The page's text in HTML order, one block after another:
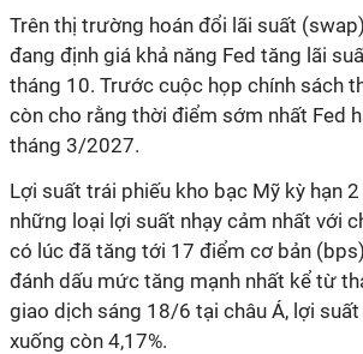
Trên thị trường hoán đổi lãi suất
đang định giá khả năng Fed tăng lãi
tháng 10. Trước cuộc họp chính sách
còn cho rằng thời điểm sớm nhất Fed
tháng 3/2027.
Lợi suất trái phiếu kho bạc Mỹ kỳ hạn
những loại lợi suất nhạy cảm nhất với
có lúc đã tăng tới 17 điểm cơ bản
đánh dấu mức tăng mạnh nhất kể từ
giao dịch sáng 18/6 tại châu Á, lợi
xuống còn 4,17%.